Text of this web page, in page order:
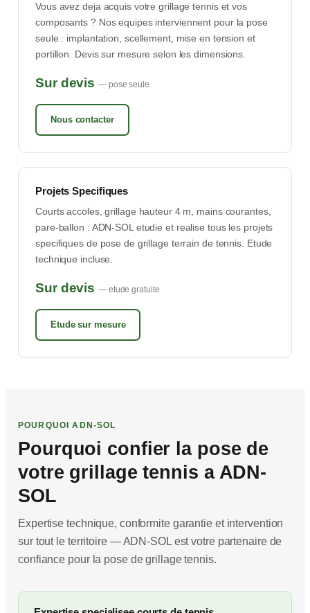
Vous avez deja acquis votre grillage tennis et vos
composants ? Nos equipes interviennent pour la pose
seule : implantation, scellement, mise en tension et
portillon. Devis sur mesure selon les dimensions.
Sur devis — pose seule
Nous contacter
Projets Specifiques
Courts accoles, grillage hauteur 4 m, mains courantes,
pare-ballon : ADN-SOL etudie et realise tous les projets
specifiques de pose de grillage terrain de tennis. Etude
technique incluse.
Sur devis — etude gratuite
Etude sur mesure
POURQUOI ADN-SOL
Pourquoi confier la pose de
votre grillage tennis a ADN-
SOL
Expertise technique, conformite garantie et intervention
sur tout le territoire — ADN-SOL est votre partenaire de
confiance pour la pose de grillage tennis.